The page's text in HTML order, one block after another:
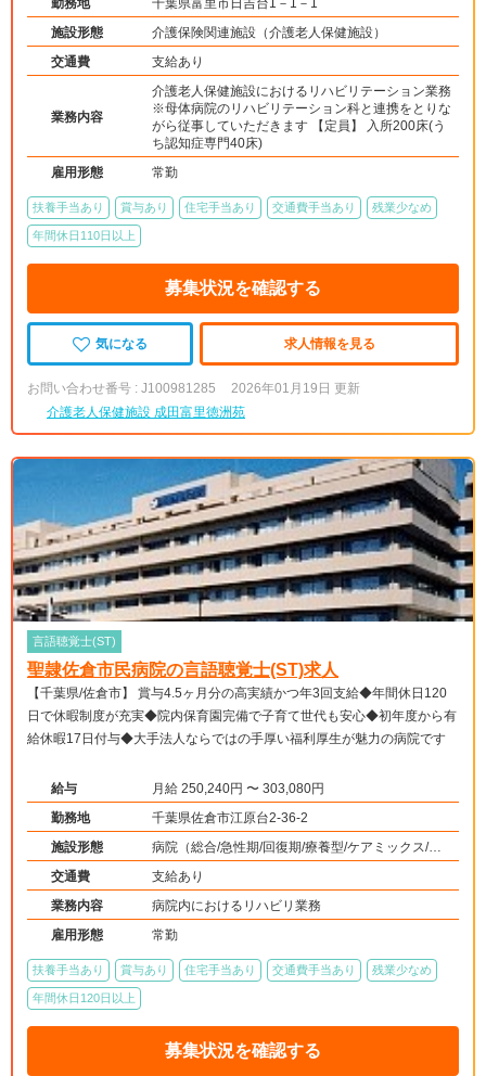
勤務地
千葉県富里市日吉台1－1－1
施設形態
介護保険関連施設（介護老人保健施設）
交通費
支給あり
業務内容
介護老人保健施設におけるリハビリテーション業務
※母体病院のリハビリテーション科と連携をとりな
がら従事していただきます 【定員】 入所200床(う
ち認知症専門40床)
雇用形態
常勤
扶養手当あり 賞与あり 住宅手当あり 交通費手当あり 残業少なめ
年間休日110日以上
募集状況を確認する
気になる 求人情報を見る
お問い合わせ番号 : J100981285
2026年01月19日 更新
介護老人保健施設 成田富里徳洲苑
言語聴覚士(ST)
聖隷佐倉市民病院の言語聴覚士(ST)求人
【千葉県/佐倉市】 賞与4.5ヶ月分の高実績かつ年3回支給◆年間休日120
日で休暇制度が充実◆院内保育園完備で子育て世代も安心◆初年度から有
給休暇17日付与◆大手法人ならではの手厚い福利厚生が魅力の病院です
給与
月給 250,240円 〜 303,080円
勤務地
千葉県佐倉市江原台2-36-2
施設形態
病院（総合/急性期/回復期/療養型/ケアミックス/外
来）、その他（その他）
交通費
支給あり
業務内容
病院内におけるリハビリ業務
雇用形態
常勤
扶養手当あり 賞与あり 住宅手当あり 交通費手当あり 残業少なめ
年間休日120日以上
募集状況を確認する